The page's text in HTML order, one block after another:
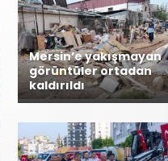
Mersin’e yakışmayan
görüntüler ortadan
kaldırıldı